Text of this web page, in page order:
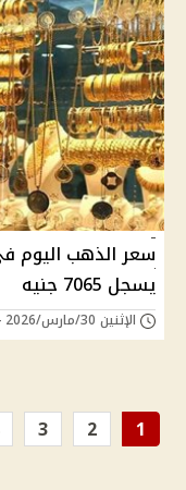
يسجل 7065 جنيه
الإثنين 30/مارس/2026 - 09:59 م
1
2
3